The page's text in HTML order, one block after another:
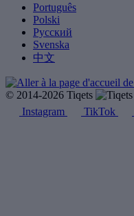
Português
Polski
Русский
Svenska
中文
© 2014-2026 Tiqets
Instagram
TikTok